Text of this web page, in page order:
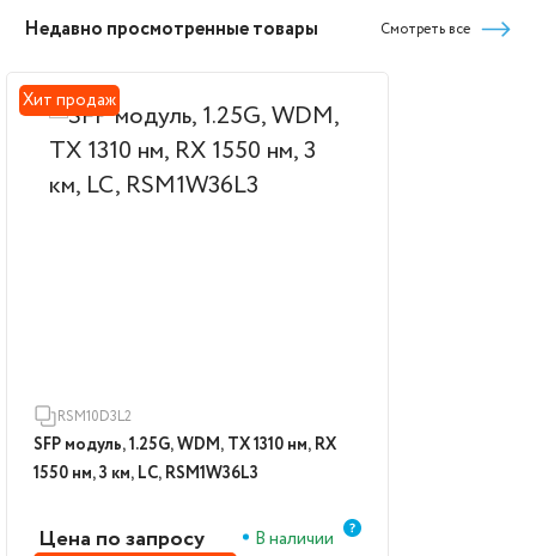
Недавно просмотренные товары Смотреть все
Хит продаж
RSM10D3L2
SFP модуль, 1.25G, WDM, TX 1310 нм, RX
1550 нм, 3 км, LC, RSM1W36L3
Цена по запросу В наличии